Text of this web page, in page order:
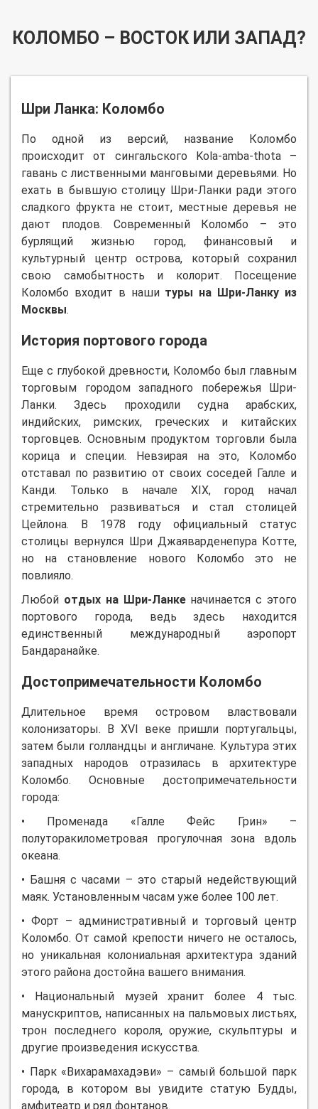
КОЛОМБО – ВОСТОК ИЛИ ЗАПАД?
Шри Ланка: Коломбо
По одной из версий, название Коломбо
происходит от сингальского Kola-amba-thota –
гавань с лиственными манговыми деревьями. Но
ехать в бывшую столицу Шри-Ланки ради этого
сладкого фрукта не стоит, местные деревья не
дают плодов. Современный Коломбо – это
бурлящий жизнью город, финансовый и
культурный центр острова, который сохранил
свою самобытность и колорит. Посещение
Коломбо входит в наши туры на Шри-Ланку из
Москвы.
История портового города
Еще с глубокой древности, Коломбо был главным
торговым городом западного побережья Шри-
Ланки. Здесь проходили судна арабских,
индийских, римских, греческих и китайских
торговцев. Основным продуктом торговли была
корица и специи. Невзирая на это, Коломбо
отставал по развитию от своих соседей Галле и
Канди. Только в начале XIX, город начал
стремительно развиваться и стал столицей
Цейлона. В 1978 году официальный статус
столицы вернулся Шри Джаяварденепура Котте,
но на становление нового Коломбо это не
повлияло.
Любой отдых на Шри-Ланке начинается с этого
портового города, ведь здесь находится
единственный международный аэропорт
Бандаранайке.
Достопримечательности Коломбо
Длительное время островом властвовали
колонизаторы. В XVI веке пришли португальцы,
затем были голландцы и англичане. Культура этих
западных народов отразилась в архитектуре
Коломбо. Основные достопримечательности
города:
• Променада «Галле Фейс Грин» –
полуторакилометровая прогулочная зона вдоль
океана.
• Башня с часами – это старый недействующий
маяк. Установленным часам уже более 100 лет.
• Форт – административный и торговый центр
Коломбо. От самой крепости ничего не осталось,
но уникальная колониальная архитектура зданий
этого района достойна вашего внимания.
• Национальный музей хранит более 4 тыс.
манускриптов, написанных на пальмовых листьях,
трон последнего короля, оружие, скульптуры и
другие произведения искусства.
• Парк «Вихарамахадэви» – самый большой парк
города, в котором вы увидите статую Будды,
амфитеатр и ряд фонтанов.